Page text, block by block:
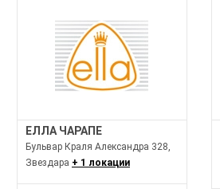
ЕЛЛА ЧАРАПЕ
Бульвар Краля Александра 328,
Звездара + 1 локации